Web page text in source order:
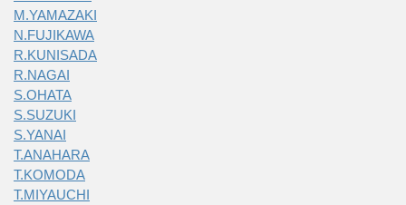
M.YAMAZAKI
N.FUJIKAWA
R.KUNISADA
R.NAGAI
S.OHATA
S.SUZUKI
S.YANAI
T.ANAHARA
T.KOMODA
T.MIYAUCHI